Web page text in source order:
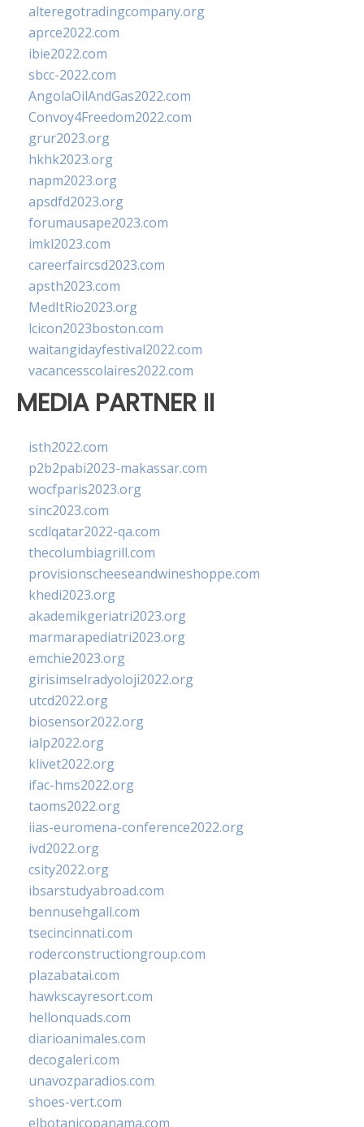
alteregotradingcompany.org
aprce2022.com
ibie2022.com
sbcc-2022.com
AngolaOilAndGas2022.com
Convoy4Freedom2022.com
grur2023.org
hkhk2023.org
napm2023.org
apsdfd2023.org
forumausape2023.com
imkl2023.com
careerfaircsd2023.com
apsth2023.com
MedItRio2023.org
lcicon2023boston.com
waitangidayfestival2022.com
vacancesscolaires2022.com
MEDIA PARTNER II
isth2022.com
p2b2pabi2023-makassar.com
wocfparis2023.org
sinc2023.com
scdlqatar2022-qa.com
thecolumbiagrill.com
provisionscheeseandwineshoppe.com
khedi2023.org
akademikgeriatri2023.org
marmarapediatri2023.org
emchie2023.org
girisimselradyoloji2022.org
utcd2022.org
biosensor2022.org
ialp2022.org
klivet2022.org
ifac-hms2022.org
taoms2022.org
iias-euromena-conference2022.org
ivd2022.org
csity2022.org
ibsarstudyabroad.com
bennusehgall.com
tsecincinnati.com
roderconstructiongroup.com
plazabatai.com
hawkscayresort.com
hellonquads.com
diarioanimales.com
decogaleri.com
unavozparadios.com
shoes-vert.com
elbotanicopanama.com